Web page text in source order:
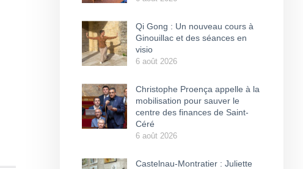
Qi Gong : Un nouveau cours à
Ginouillac et des séances en
visio
6 août 2026
Christophe Proença appelle à la
mobilisation pour sauver le
centre des finances de Saint-
Céré
6 août 2026
Castelnau-Montratier : Juliette